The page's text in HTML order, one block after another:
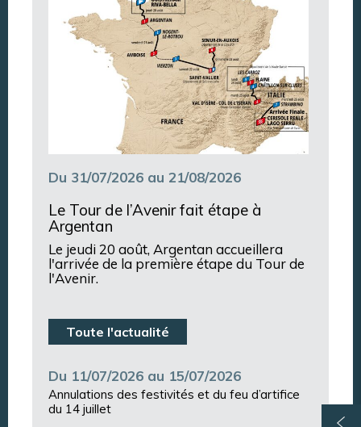
Du 31/07/2026 au 21/08/2026
Le Tour de l’Avenir fait étape à
Argentan
Le jeudi 20 août, Argentan accueillera
l'arrivée de la première étape du Tour de
l'Avenir.
Toute l'actualité
Du 11/07/2026 au 15/07/2026
Annulations des festivités et du feu d’artifice
du 14 juillet